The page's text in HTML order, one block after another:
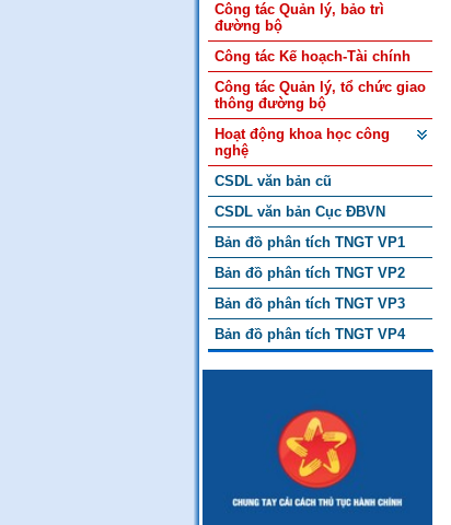
Công tác Quản lý, bảo trì
đường bộ
Công tác Kế hoạch-Tài chính
Công tác Quản lý, tổ chức giao
thông đường bộ
Hoạt động khoa học công
nghệ
CSDL văn bản cũ
CSDL văn bản Cục ĐBVN
Bản đồ phân tích TNGT VP1
Bản đồ phân tích TNGT VP2
Bản đồ phân tích TNGT VP3
Bản đồ phân tích TNGT VP4